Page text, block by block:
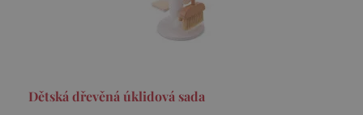
Dětská dřevěná úklidová sada